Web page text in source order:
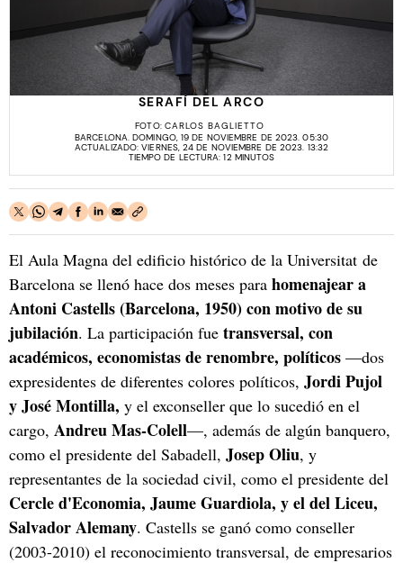
SERAFÍ DEL ARCO
FOTO: CARLOS BAGLIETTO
BARCELONA. DOMINGO, 19 DE NOVIEMBRE DE 2023. 05:30
ACTUALIZADO: VIERNES, 24 DE NOVIEMBRE DE 2023. 13:32
TIEMPO DE LECTURA: 12 MINUTOS
El Aula Magna del edificio histórico de la Universitat de
Barcelona se llenó hace dos meses para homenajear a
Antoni Castells (Barcelona, 1950) con motivo de su
jubilación. La participación fue transversal, con
académicos, economistas de renombre, políticos —dos
expresidentes de diferentes colores políticos, Jordi Pujol
y José Montilla, y el exconseller que lo sucedió en el
cargo, Andreu Mas-Colell—, además de algún banquero,
como el presidente del Sabadell, Josep Oliu, y
representantes de la sociedad civil, como el presidente del
Cercle d'Economia, Jaume Guardiola, y el del Liceu,
Salvador Alemany. Castells se ganó como conseller
(2003-2010) el reconocimiento transversal, de empresarios